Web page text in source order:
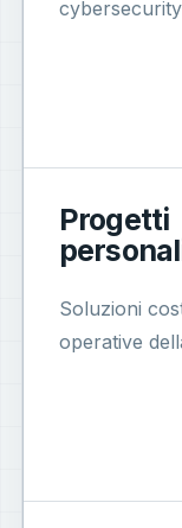
Progetti
Soluzioni
operative